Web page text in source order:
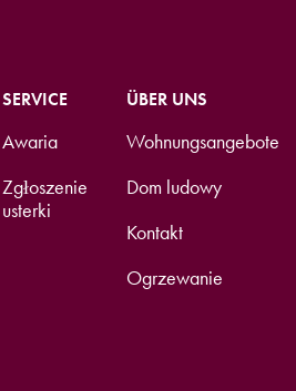
SERVICE
Awaria
Zgłoszenie
usterki
ÜBER UNS
Wohnungsangebote
Dom ludowy
Kontakt
Ogrzewanie